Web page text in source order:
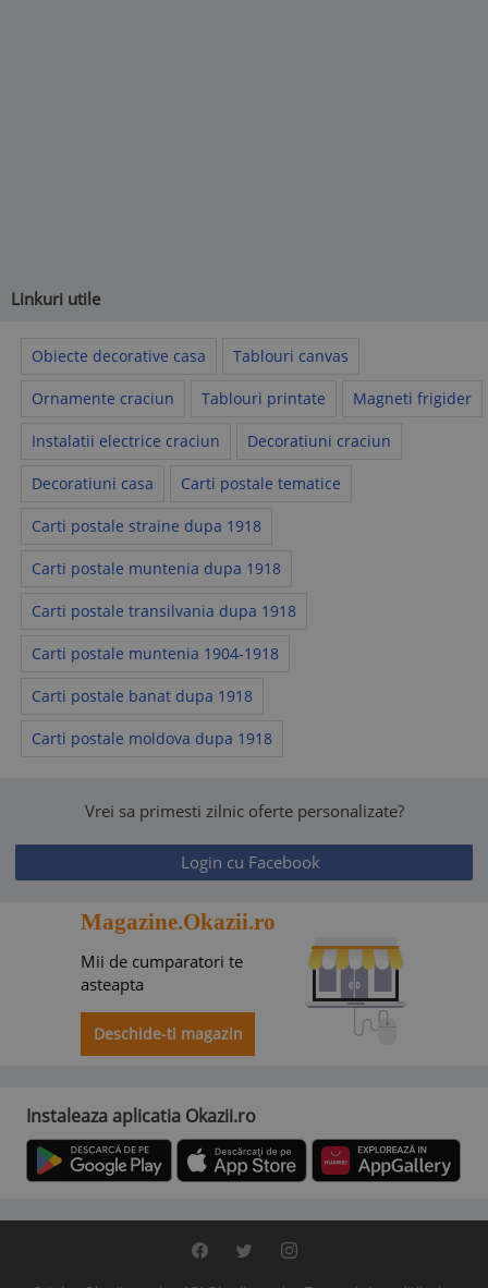
Linkuri utile
Obiecte decorative casa Tablouri canvas
Ornamente craciun Tablouri printate Magneti frigider
Instalatii electrice craciun Decoratiuni craciun
Decoratiuni casa Carti postale tematice
Carti postale straine dupa 1918
Carti postale muntenia dupa 1918
Carti postale transilvania dupa 1918
Carti postale muntenia 1904-1918
Carti postale banat dupa 1918
Carti postale moldova dupa 1918
Vrei sa primesti zilnic oferte personalizate?
Login cu Facebook
Magazine.Okazii.ro
Mii de cumparatori te
asteapta
Deschide-ti magazin
Instaleaza aplicatia Okazii.ro